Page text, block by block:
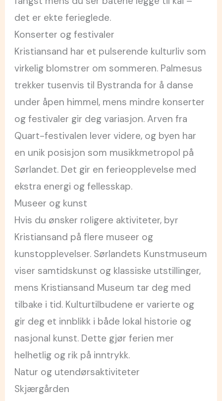
det er ekte ferieglede.
Konserter og festivaler
Kristiansand har et pulserende kulturliv som
virkelig blomstrer om sommeren. Palmesus
trekker tusenvis til Bystranda for å danse
under åpen himmel, mens mindre konserter
og festivaler gir deg variasjon. Arven fra
Quart-festivalen lever videre, og byen har
en unik posisjon som musikkmetropol på
Sørlandet. Det gir en ferieopplevelse med
ekstra energi og fellesskap.
Museer og kunst
Hvis du ønsker roligere aktiviteter, byr
Kristiansand på flere museer og
kunstopplevelser. Sørlandets Kunstmuseum
viser samtidskunst og klassiske utstillinger,
mens Kristiansand Museum tar deg med
tilbake i tid. Kulturtilbudene er varierte og
gir deg et innblikk i både lokal historie og
nasjonal kunst. Dette gjør ferien mer
helhetlig og rik på inntrykk.
Natur og utendørsaktiviteter
Skjærgården